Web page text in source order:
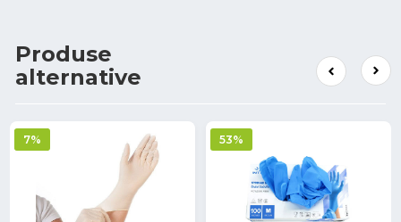
Produse
alternative
7% 53%